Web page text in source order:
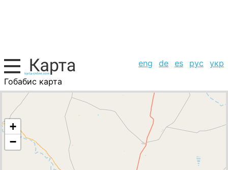
eng de es рус
укр
Гобабис карта
Намибия, список городов
+
−